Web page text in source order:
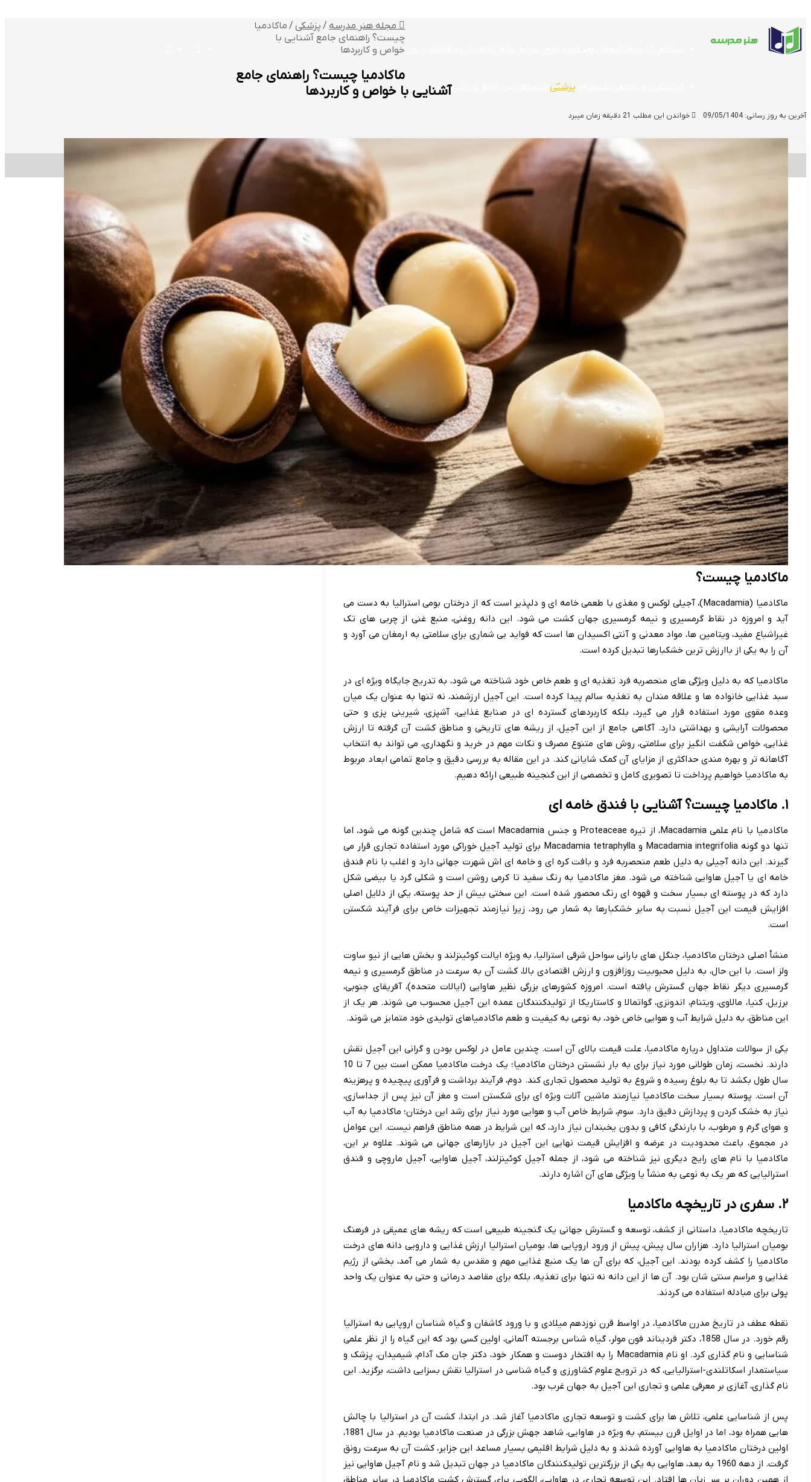
تکنولوژیپزشکیاقتصادی ورزشی
مجله هنر مدرسه /پزشکی / ماکادمیا
چیست؟ راهنمای جامع آشنایی با
خواص و کاربردها
ماکادمیا چیست؟ راهنمای جامع
آشنایی با خواص و کاربردها
آخرین به روز رسانی: 09/05/1404 خواندن این مطلب 21 دقیقه زمان میبرد
ماکادمیا چیست؟
ماکادمیا (Macadamia)، آجیلی لوکس و مغذی با طعمی خامه ای و دلپذیر است که از درختان بومی استرالیا به دست می
آید و امروزه در نقاط گرمسیری و نیمه گرمسیری جهان کشت می شود. این دانه روغنی، منبع غنی از چربی های تک
غیراشباع مفید، ویتامین ها، مواد معدنی و آنتی اکسیدان ها است که فواید بی شماری برای سلامتی به ارمغان می آورد و
آن را به یکی از باارزش ترین خشکبارها تبدیل کرده است.
ماکادمیا که به دلیل ویژگی های منحصربه فرد تغذیه ای و طعم خاص خود شناخته می شود، به تدریج جایگاه ویژه ای در
سبد غذایی خانواده ها و علاقه مندان به تغذیه سالم پیدا کرده است. این آجیل ارزشمند، نه تنها به عنوان یک میان
وعده مقوی مورد استفاده قرار می گیرد، بلکه کاربردهای گسترده ای در صنایع غذایی، آشپزی، شیرینی پزی و حتی
محصولات آرایشی و بهداشتی دارد. آگاهی جامع از این آجیل، از ریشه های تاریخی و مناطق کشت آن گرفته تا ارزش
غذایی، خواص شگفت انگیز برای سلامتی، روش های متنوع مصرف و نکات مهم در خرید و نگهداری، می تواند به انتخاب
آگاهانه تر و بهره مندی حداکثری از مزایای آن کمک شایانی کند. در این مقاله به بررسی دقیق و جامع تمامی ابعاد مربوط
به ماکادمیا خواهیم پرداخت تا تصویری کامل و تخصصی از این گنجینه طبیعی ارائه دهیم.
۱. ماکادمیا چیست؟ آشنایی با فندق خامه ای
ماکادمیا با نام علمی Macadamia، از تیره Proteaceae و جنس Macadamia است که شامل چندین گونه می شود، اما
تنها دو گونه Macadamia integrifolia و Macadamia tetraphylla برای تولید آجیل خوراکی مورد استفاده تجاری قرار می
گیرند. این دانه آجیلی به دلیل طعم منحصربه فرد و بافت کره ای و خامه ای اش شهرت جهانی دارد و اغلب با نام فندق
خامه ای یا آجیل هاوایی شناخته می شود. مغز ماکادمیا به رنگ سفید تا کرمی روشن است و شکلی گرد یا بیضی شکل
دارد که در پوسته ای بسیار سخت و قهوه ای رنگ محصور شده است. این سختی بیش از حد پوسته، یکی از دلایل اصلی
افزایش قیمت این آجیل نسبت به سایر خشکبارها به شمار می رود، زیرا نیازمند تجهیزات خاص برای فرآیند شکستن
است.
منشأ اصلی درختان ماکادمیا، جنگل های بارانی سواحل شرقی استرالیا، به ویژه ایالت کوئینزلند و بخش هایی از نیو ساوت
ولز است. با این حال، به دلیل محبوبیت روزافزون و ارزش اقتصادی بالا، کشت آن به سرعت در مناطق گرمسیری و نیمه
گرمسیری دیگر نقاط جهان گسترش یافته است. امروزه کشورهای بزرگی نظیر هاوایی (ایالات متحده)، آفریقای جنوبی،
برزیل، کنیا، مالاوی، ویتنام، اندونزی، گواتمالا و کاستاریکا از تولیدکنندگان عمده این آجیل محسوب می شوند. هر یک از
این مناطق، به دلیل شرایط آب و هوایی خاص خود، به نوعی به کیفیت و طعم ماکادمیاهای تولیدی خود متمایز می شوند.
یکی از سوالات متداول درباره ماکادمیا، علت قیمت بالای آن است. چندین عامل در لوکس بودن و گرانی این آجیل نقش
دارند. نخست، زمان طولانی مورد نیاز برای به بار نشستن درختان ماکادمیا؛ یک درخت ماکادمیا ممکن است بین 7 تا 10
سال طول بکشد تا به بلوغ رسیده و شروع به تولید محصول تجاری کند. دوم، فرآیند برداشت و فرآوری پیچیده و پرهزینه
آن است. پوسته بسیار سخت ماکادمیا نیازمند ماشین آلات ویژه ای برای شکستن است و مغز آن نیز پس از جداسازی،
نیاز به خشک کردن و پردازش دقیق دارد. سوم، شرایط خاص آب و هوایی مورد نیاز برای رشد این درختان؛ ماکادمیا به آب
و هوای گرم و مرطوب، با بارندگی کافی و بدون یخبندان نیاز دارد، که این شرایط در همه مناطق فراهم نیست. این عوامل
در مجموع، باعث محدودیت در عرضه و افزایش قیمت نهایی این آجیل در بازارهای جهانی می شوند. علاوه بر این،
ماکادمیا با نام های رایج دیگری نیز شناخته می شود، از جمله آجیل کوئینزلند، آجیل هاوایی، آجیل ماروچی و فندق
استرالیایی که هر یک به نوعی به منشأ یا ویژگی های آن اشاره دارند.
۲. سفری در تاریخچه ماکادمیا
تاریخچه ماکادمیا، داستانی از کشف، توسعه و گسترش جهانی یک گنجینه طبیعی است که ریشه های عمیقی در فرهنگ
بومیان استرالیا دارد. هزاران سال پیش، پیش از ورود اروپایی ها، بومیان استرالیا ارزش غذایی و دارویی دانه های درخت
ماکادمیا را کشف کرده بودند. این آجیل، که برای آن ها یک منبع غذایی مهم و مقدس به شمار می آمد، بخشی از رژیم
غذایی و مراسم سنتی شان بود. آن ها از این دانه نه تنها برای تغذیه، بلکه برای مقاصد درمانی و حتی به عنوان یک واحد
پولی برای مبادله استفاده می کردند.
نقطه عطف در تاریخ مدرن ماکادمیا، در اواسط قرن نوزدهم میلادی و با ورود کاشفان و گیاه شناسان اروپایی به استرالیا
رقم خورد. در سال 1858، دکتر فردیناند فون مولر، گیاه شناس برجسته آلمانی، اولین کسی بود که این گیاه را از نظر علمی
شناسایی و نام گذاری کرد. او نام Macadamia را به افتخار دوست و همکار خود، دکتر جان مک آدام، شیمیدان، پزشک و
سیاستمدار اسکاتلندی-استرالیایی، که در ترویج علوم کشاورزی و گیاه شناسی در استرالیا نقش بسزایی داشت، برگزید. این
نام گذاری، آغازی بر معرفی علمی و تجاری این آجیل به جهان غرب بود.
پس از شناسایی علمی، تلاش ها برای کشت و توسعه تجاری ماکادمیا آغاز شد. در ابتدا، کشت آن در استرالیا با چالش
هایی همراه بود، اما در اوایل قرن بیستم، به ویژه در هاوایی، شاهد جهش بزرگی در صنعت ماکادمیا بودیم. در سال 1881،
اولین درختان ماکادمیا به هاوایی آورده شدند و به دلیل شرایط اقلیمی بسیار مساعد این جزایر، کشت آن به سرعت رونق
گرفت. از دهه 1960 به بعد، هاوایی به یکی از بزرگترین تولیدکنندگان ماکادمیا در جهان تبدیل شد و نام آجیل هاوایی نیز
از همین دوران بر سر زبان ها افتاد. این توسعه تجاری در هاوایی، الگویی برای گسترش کشت ماکادمیا در سایر مناطق